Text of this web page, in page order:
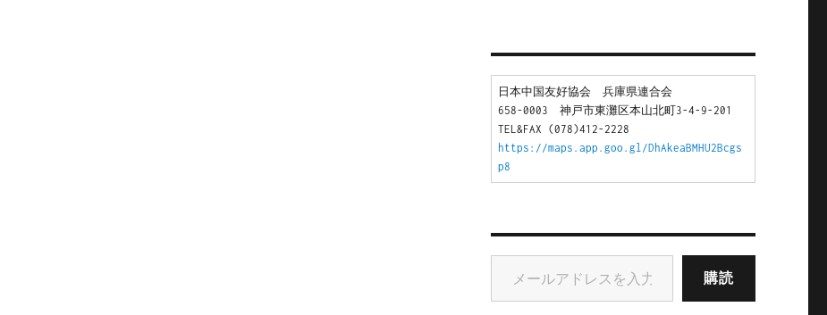
日本中国友好協会　兵庫県連合会
658-0003　神戸市東灘区本山北町3-4-9-201
TEL&FAX (078)412-2228
https://maps.app.goo.gl/DhAkeaBMHU2Bcgs
p8
メールアドレスを入力...
購読